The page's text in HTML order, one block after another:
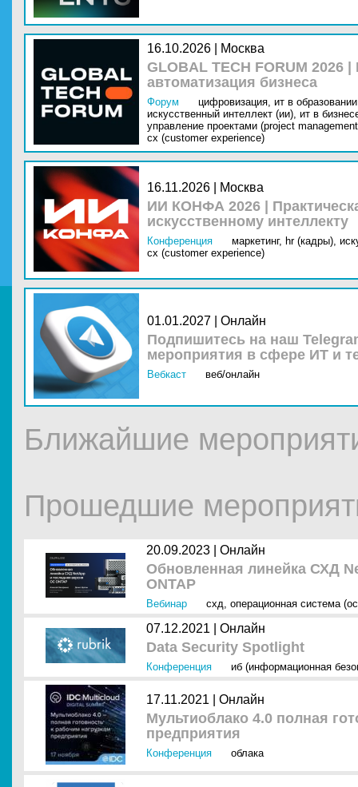
16.10.2026 | Москва
GLOBAL TECH FORUM
автоматизация бизнеса
Форум цифровизация, ит в
искусственный интеллект (ии), ит в
управление проектами (project
cx (customer experience)
16.11.2026 | Москва
ИИ КОНФА 2026 |
искусственному интеллекту
Конференция маркетинг, hr (кадры),
cx (customer experience)
01.01.2027 | Онлайн
Подпишитесь на наш
мероприятия в сфере ИТ и
Вебкаст веб/онлайн
Ближайшие
Прошедшие
20.09.2023 | Онлайн
Обновленная линейка СХД
ONTAP
Вебинар схд, операционная система
07.12.2021 | Онлайн
Data Security Spotlight
Конференция иб (информационная
17.11.2021 | Онлайн
Мультиоблако 4.0 полная
предприятия
Конференция облака